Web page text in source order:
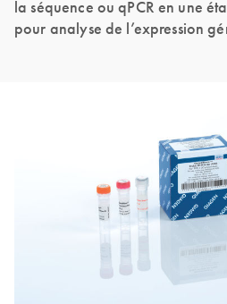
la séquence ou qPCR en une
pour analyse de l’expression